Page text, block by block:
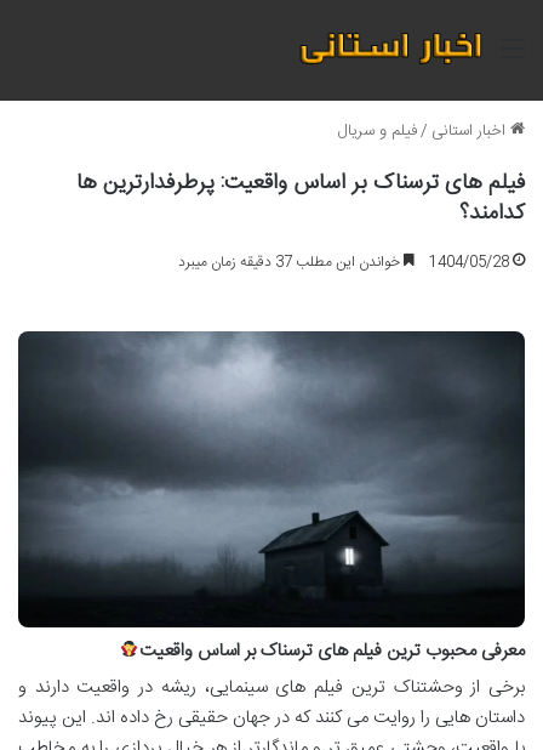
منو
اخبار استانی /فیلم و سریال
فیلم های ترسناک بر اساس واقعیت: پرطرفدارترین ها
کدامند؟
1404/05/28 خواندن این مطلب 37 دقیقه زمان میبرد
معرفی محبوب ترین فیلم های ترسناک بر اساس واقعیت
برخی از وحشتناک ترین فیلم های سینمایی، ریشه در واقعیت دارند و
داستان هایی را روایت می کنند که در جهان حقیقی رخ داده اند. این پیوند